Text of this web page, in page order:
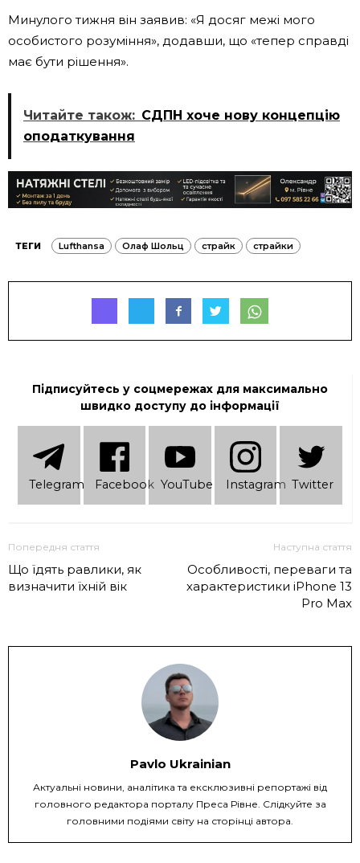
Минулого тижня він заявив: «Я досяг межі мого
особистого розуміння», додавши, що «тепер справді
має бути рішення».
Читайте також: СДПН хоче нову концепцію
оподаткування
ТЕГИ Lufthansa Олаф Шольц страйк страйки
Підписуйтесь у соцмережах для максимально
швидко доступу до інформації
Telеgram Facebook YouTube Instagram Twitter
Попередня стаття
Що їдять равлики, як
визначити їхній вік
Наступна стаття
Особливості, переваги та
характеристики iPhone 13
Pro Max
Pavlo Ukrainian
Актуальні новини, аналітика та ексклюзивні репортажі від
головного редактора порталу Преса Рівне. Слідкуйте за
головними подіями світу на сторінці автора.